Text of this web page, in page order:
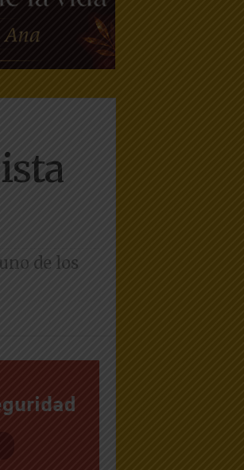
de los